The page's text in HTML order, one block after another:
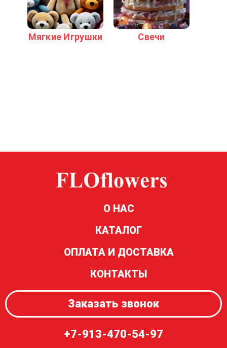
Мягкие Игрушки Свечи
О НАС
КАТАЛОГ
ОПЛАТА И ДОСТАВКА
КОНТАКТЫ
Заказать звонок
+7-913-470-54-97